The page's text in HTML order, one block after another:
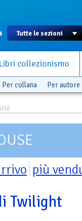
Libri collezionismo
Per collana Per autore
più
Twilight